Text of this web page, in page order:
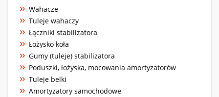
Wahacze
Tuleje wahaczy
Łączniki stabilizatora
Łożysko koła
Gumy (tuleje) stabilizatora
Poduszki, łożyska, mocowania amortyzatorów
Tuleje belki
Amortyzatory samochodowe